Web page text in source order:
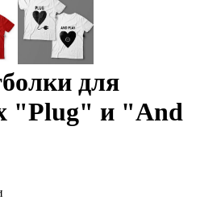
для
"Plug" и "And